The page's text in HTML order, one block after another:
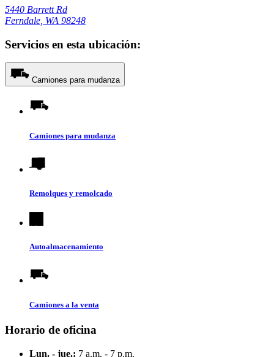
5440 Barrett Rd
Ferndale, WA 98248
Servicios en esta ubicación:
Camiones para mudanza
Camiones para mudanza
Remolques y remolcado
Autoalmacenamiento
Camiones a la venta
Horario de oficina
Lun. - jue.: 7 a.m. - 7 p.m.